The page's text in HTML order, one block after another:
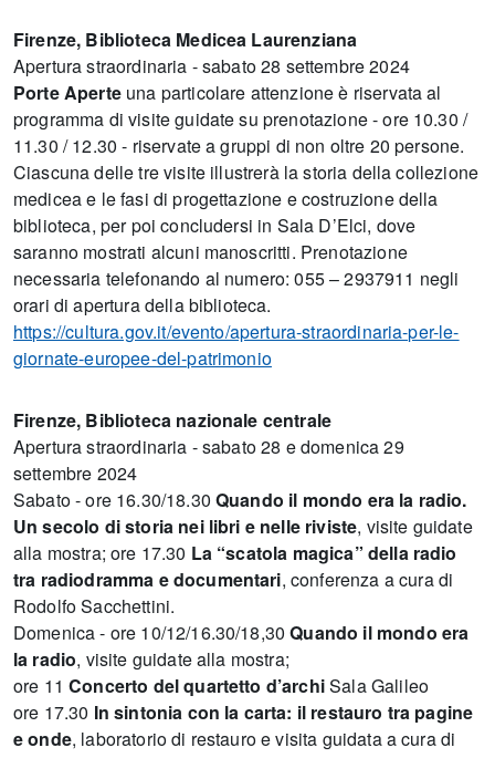
Firenze, Biblioteca Medicea Laurenziana
Apertura straordinaria - sabato 28 settembre 2024
Porte Aperteuna particolare attenzione è riservata al
programma di visite guidate su prenotazione - ore 10.30 /
11.30 / 12.30 - riservate a gruppi di non oltre 20 persone.
Ciascuna delle tre visite illustrerà la storia della collezione
medicea e le fasi di progettazione e costruzione della
biblioteca, per poi concludersi in Sala D’Elci, dove
saranno mostrati alcuni manoscritti. Prenotazione
necessaria telefonando al numero: 055 – 2937911 negli
orari di apertura della biblioteca.
https://cultura.gov.it/evento/apertura-straordinaria-per-le-
giornate-europee-del-patrimonio
Firenze, Biblioteca nazionale centrale
Apertura straordinaria - sabato 28 e domenica 29
settembre 2024
Sabato - ore 16.30/18.30 Quando il mondo era la radio.
Un secolo di storia nei libri e nelle riviste, visite guidate
alla mostra; ore 17.30 La “scatola magica” della radio
tra radiodramma e documentari, conferenza a cura di
Rodolfo Sacchettini.
Domenica - ore 10/12/16.30/18,30Quando il mondo era
la radio, visite guidate alla mostra;
ore 11Concerto del quartetto d’archiSala Galileo
ore 17.30 In sintonia con la carta: il restauro tra pagine
e onde, laboratorio di restauro e visita guidata a cura di